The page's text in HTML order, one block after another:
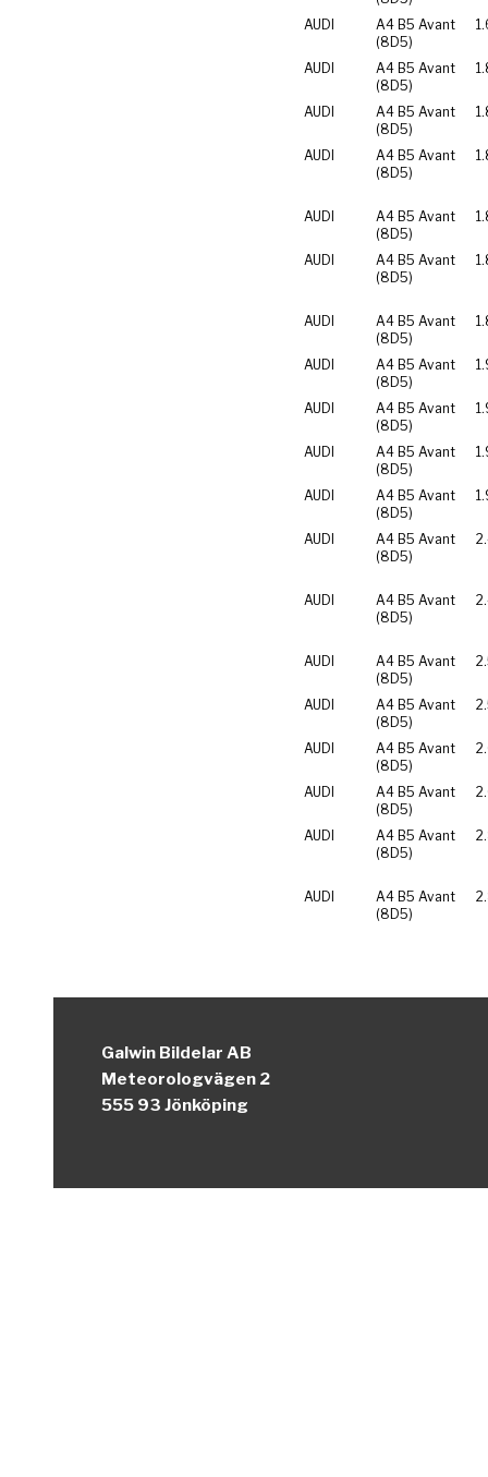
AUDI
A4 B5 Avant
(8D5)
AUDI
A4 B5 Avant
(8D5)
AUDI
A4 B5 Avant
(8D5)
AUDI
A4 B5 Avant
(8D5)
AUDI
A4 B5 Avant
(8D5)
AUDI
A4 B5 Avant
(8D5)
AUDI
A4 B5 Avant
(8D5)
AUDI
A4 B5 Avant
(8D5)
AUDI
A4 B5 Avant
(8D5)
AUDI
A4 B5 Avant
(8D5)
AUDI
A4 B5 Avant
(8D5)
AUDI
A4 B5 Avant
(8D5)
AUDI
A4 B5 Avant
(8D5)
AUDI
A4 B5 Avant
(8D5)
AUDI
A4 B5 Avant
(8D5)
AUDI
A4 B5 Avant
(8D5)
AUDI
A4 B5 Avant
(8D5)
AUDI
A4 B5 Avant
(8D5)
AUDI
A4 B5 Avant
(8D5)
Galwin Bildelar AB
Meteorologvägen 2
555 93 Jönköping